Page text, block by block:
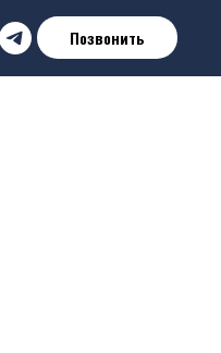
Позвонить